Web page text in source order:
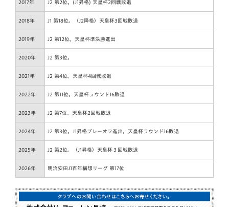
2017年 J2 第2位。(J1昇格) 天皇杯2回戦敗退
2018年 J1 第18位。（J2降格）天皇杯3回戦敗退
2019年 J2 第12位。天皇杯準決勝進出
2020年 J2 第3位。
2021年 J2 第4位。天皇杯4回戦敗退
2022年 J2 第11位。天皇杯ラウンド16敗退
2023年 J2 第7位。天皇杯2回戦敗退
2024年 J2 第3位。J1昇格プレーオフ進出。天皇杯ラウンド16敗退
2025年 J2 第2位。（J1昇格）天皇杯３回戦敗退
2026年 明治安田J1百年構想リーグ 第17位